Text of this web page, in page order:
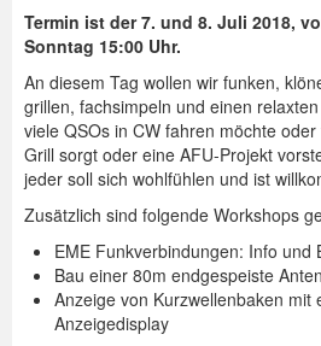
Termin ist der 7. und 8. Juli 2018,
Sonntag 15:00 Uhr.
An diesem Tag wollen wir funken,
grillen, fachsimpeln und einen
viele QSOs in CW fahren möchte
Grill sorgt oder eine AFU-Projekt
jeder soll sich wohlfühlen und ist
Zusätzlich sind folgende Workshops
EME Funkverbindungen: Info und
Bau einer 80m endgespeiste
Anzeige von Kurzwellenbaken mit
Anzeigedisplay